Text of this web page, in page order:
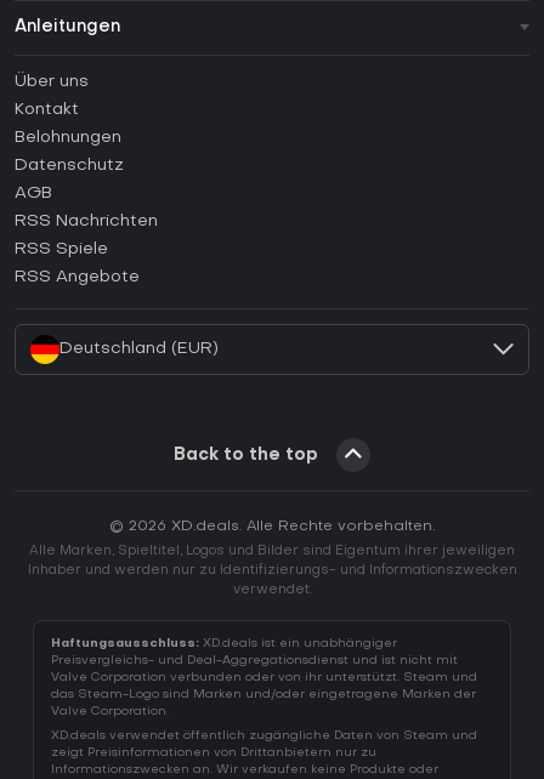
Anleitungen
Anleitungen
Wie aktiviert man einen Steam CD Key?
Wie aktiviert man einen Epic Games CD Key?
Wie aktiviert man einen GOG CD Key?
Wie aktiviert man einen Ubisoft Connect CD Key?
Wie aktiviert man einen EA App CD Key?
Über uns
Kontakt
Belohnungen
Datenschutz
AGB
RSS Nachrichten
RSS Spiele
RSS Angebote
Deutschland (EUR)
Back to the top
© 2026 XD.deals. Alle Rechte vorbehalten.
Alle Marken, Spieltitel, Logos und Bilder sind Eigentum ihrer jeweiligen
Inhaber und werden nur zu Identifizierungs- und Informationszwecken
verwendet.
Haftungsausschluss: XD.deals ist ein unabhängiger
Preisvergleichs- und Deal-Aggregationsdienst und ist nicht mit
Valve Corporation verbunden oder von ihr unterstützt. Steam und
das Steam-Logo sind Marken und/oder eingetragene Marken der
Valve Corporation.
XD.deals verwendet öffentlich zugängliche Daten von Steam und
zeigt Preisinformationen von Drittanbietern nur zu
Informationszwecken an. Wir verkaufen keine Produkte oder